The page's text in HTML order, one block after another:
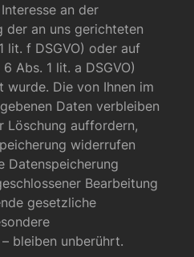
an der
der an uns gerichteten
lit. f DSGVO) oder auf
Abs. 1 lit. a DSGVO)
Die von Ihnen im
Daten verbleiben
Löschung auffordern,
widerrufen
Datenspeicherung
Bearbeitung
gesetzliche
bleiben unberührt.